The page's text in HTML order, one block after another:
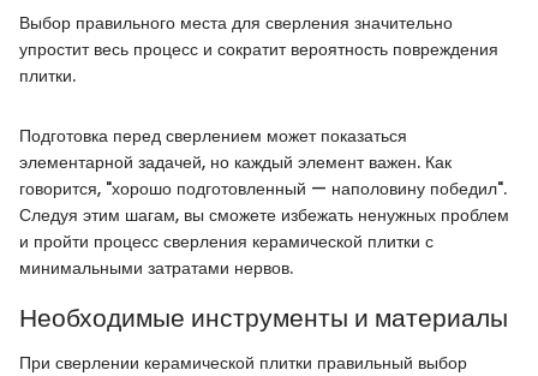
Выбор правильного места для сверления значительно
упростит весь процесс и сократит вероятность повреждения
плитки.
Подготовка перед сверлением может показаться
элементарной задачей, но каждый элемент важен. Как
говорится, "хорошо подготовленный — наполовину победил".
Следуя этим шагам, вы сможете избежать ненужных проблем
и пройти процесс сверления керамической плитки с
минимальными затратами нервов.
Необходимые инструменты и материалы
При сверлении керамической плитки правильный выбор